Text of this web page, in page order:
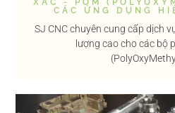
CÁC ỨNG DỤNG
SJ CNC chuyên cung cấp dịch
lượng cao cho các bộ